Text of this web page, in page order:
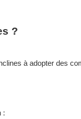
?
à adopter des
: